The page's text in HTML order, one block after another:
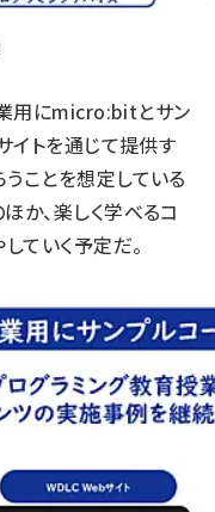
用にmicro:bitとサン
イトを通じて提供す
ことを想定している
か、楽しく学べるコ
ていく予定だ。